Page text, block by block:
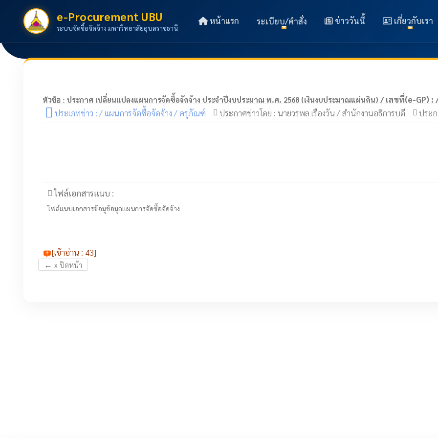
e-Procurement UBU
ระบบจัดซื้อจัดจ้าง มหาวิทยาลัยอุบลราชธานี
หน้าแรก ระเบียบ/คำสั่ง ข่าววันนี้ เกี่ยวกับเรา
หัวข้อ : ประกาศ เปลี่ยนแปลงแผนการจัดซื้อจัดจ้าง ประจำปีงบประมาณ พ.ศ. 2568 (เงินงบประมาณแผ่นดิน) / เลขที่(e-GP) :
ประเภทข่าว : / แผนการจัดซื้อจัดจ้าง / ครุภัณฑ์
ประกาศข่าวโดย : นายวรพล เรืองวัน / สำนักงานอธิการบดี ประ
ไฟล์เอกสารแนบ :
ไฟล์แนบเอกสารข้อมูข้อมูลแผนการจัดซื้อจัดจ้าง
[เข้าอ่าน : 43]
← x ปิดหน้า